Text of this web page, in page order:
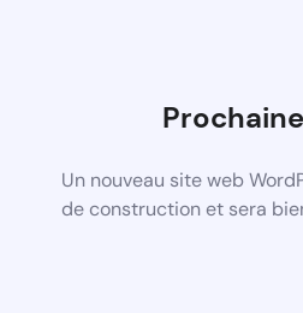
Un nouveau site web
de construction et sera